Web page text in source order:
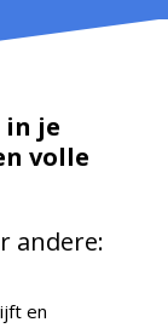
in je
volle
andere:
en